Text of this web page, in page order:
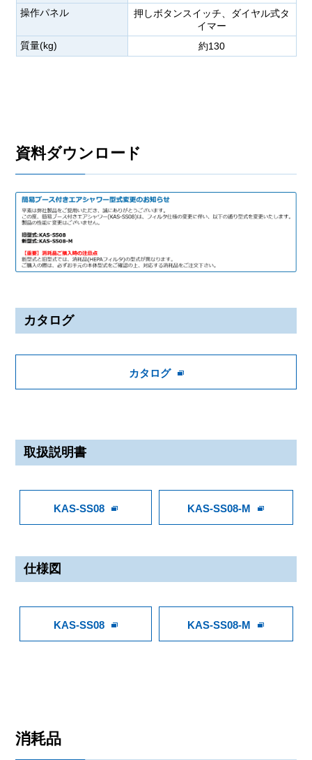
操作パネル
押しボタンスイッチ、ダイヤル式タ
イマー
質量(kg)
約130
資料ダウンロード
カタログ
カタログ
取扱説明書
KAS-SS08 KAS-SS08-M
仕様図
KAS-SS08 KAS-SS08-M
消耗品